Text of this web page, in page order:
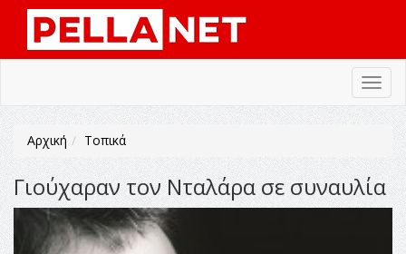
Αρχική Τοπικά
Γιούχαραν τον Νταλάρα σε συναυλία